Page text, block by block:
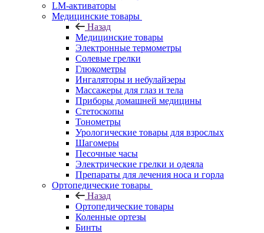
LM-активаторы
Медицинские товары
Назад
Медицинские товары
Электронные термометры
Cолевые грелки
Глюкометры
Ингаляторы и небулайзеры
Массажеры для глаз и тела
Приборы домашней медицины
Стетоскопы
Тонометры
Урологические товары для взрослых
Шагомеры
Песочные часы
Электрические грелки и одеяла
Препараты для лечения носа и горла
Ортопедические товары
Назад
Ортопедические товары
Коленные ортезы
Бинты